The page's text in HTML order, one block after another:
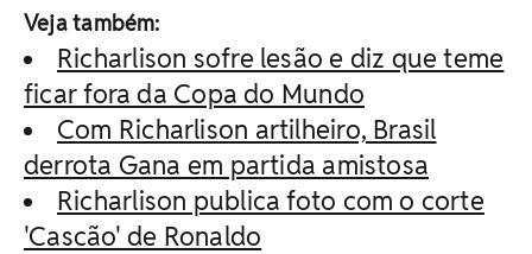
Veja também:
Richarlison sofre lesão e diz que teme
ficar fora da Copa do Mundo
Com Richarlison artilheiro, Brasil
derrota Gana em partida amistosa
Richarlison publica foto com o corte
'Cascão' de Ronaldo